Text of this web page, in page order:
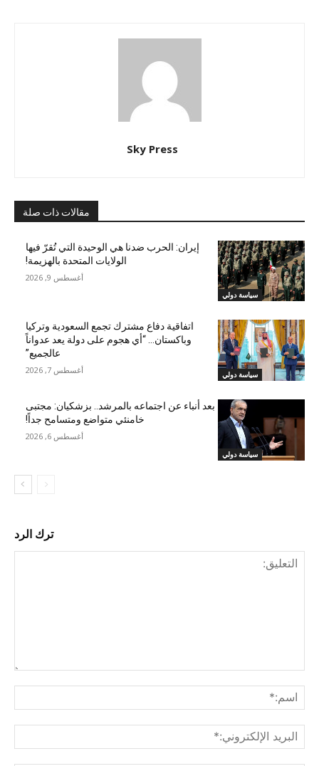
Sky Press
مقالات ذات صلة
سياسة دولي
إيران: الحرب ضدنا هي الوحيدة التي تُقرّ فيها
الولايات المتحدة بالهزيمة!
أغسطس 9, 2026
سياسة دولي
اتفاقية دفاع مشترك تجمع السعودية وتركيا
وباكستان… “أي هجوم على دولة يعد عدواناً
عالجميع”
أغسطس 7, 2026
سياسة دولي
بعد أنباء عن اجتماعه بالمرشد.. بزشكيان: مجتبى
خامنئي متواضع ومتسامح جداً!
أغسطس 6, 2026
ترك الرد